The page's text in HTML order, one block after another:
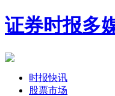
证券时报多
时报快讯
股票市场